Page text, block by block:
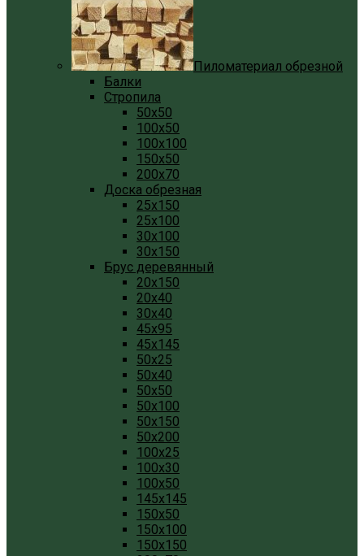
Пиломатериал обрезной
Балки
Стропила
50x50
100x50
100x100
150x50
200x70
Доска обрезная
25x150
25x100
30x100
30x150
Брус деревянный
20x150
20x40
30x40
45x95
45x145
50x25
50x40
50x50
50x100
50x150
50x200
100x25
100x30
100x50
145x145
150x50
150x100
150x150